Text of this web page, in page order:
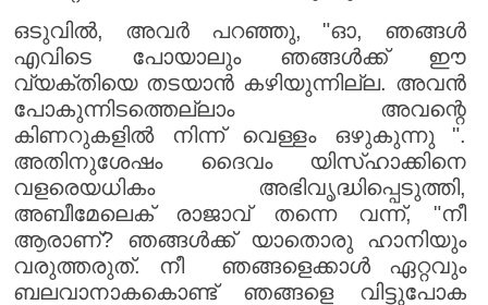
ഒടുവിൽ, അവർ പറഞ്ഞു, "ഓ, ഞങ്ങൾ
എവിടെ പോയാലും ഞങ്ങൾക്ക് ഈ
വ്യക്തിയെ തടയാൻ കഴിയുന്നില്ല. അവൻ
പോകുന്നിടത്തെല്ലാം അവന്റെ
കിണറുകളിൽ നിന്ന് വെള്ളം ഒഴുകുന്നു ".
അതിനുശേഷം ദൈവം യിസ്ഹാക്കിനെ
വളരെയധികം അഭിവൃദ്ധിപ്പെടുത്തി,
അബീമേലെക് രാജാവ് തന്നെ വന്ന്, "നീ
ആരാണ്? ഞങ്ങൾക്ക് യാതൊരു ഹാനിയും
വരുത്തരുത്. നീ ഞങ്ങളെക്കാൾ ഏറ്റവും
ബലവാനാകകൊണ്ട് ഞങ്ങളെ വിട്ടുപോക